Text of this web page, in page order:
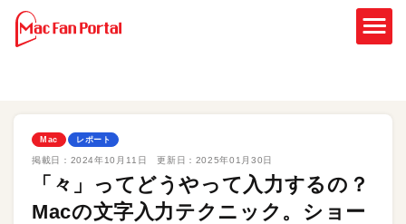
Mac レポート
掲載日： 2024年10月11日 更新日： 2025年01月30日
「々」ってどうやって入力するの？
Macの文字入力テクニック。ショー